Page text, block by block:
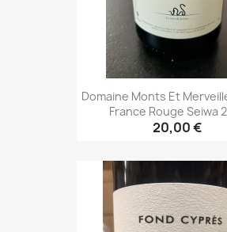
Domaine Monts Et
France Rouge Seiwa
20,00 €